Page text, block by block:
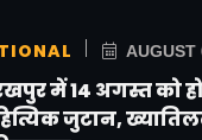
AUGUST
में 14 अगस्त को
जुटान,